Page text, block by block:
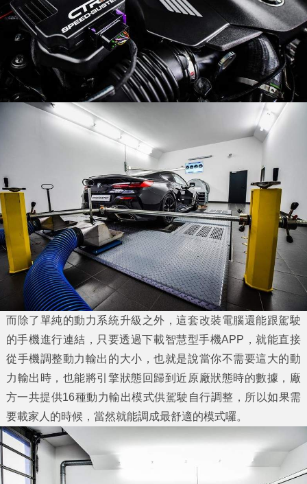
而除了單純的動力系統升級之外，這套改裝電腦還能跟駕駛
的手機進行連結，只要透過下載智慧型手機APP，就能直接
從手機調整動力輸出的大小，也就是說當你不需要這大的動
力輸出時，也能將引擎狀態回歸到近原廠狀態時的數據，廠
方一共提供16種動力輸出模式供駕駛自行調整，所以如果需
要載家人的時候，當然就能調成最舒適的模式囉。